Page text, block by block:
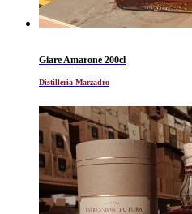
Giare Amarone 200cl
Distilleria Marzadro